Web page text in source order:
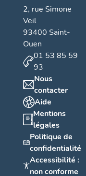
2, rue Simone
Veil
93400 Saint-
Ouen
01 53 85 59
93
Nous
contacter
Aide
Mentions
légales
Politique de
confidentialité
Accessibilité :
non conforme